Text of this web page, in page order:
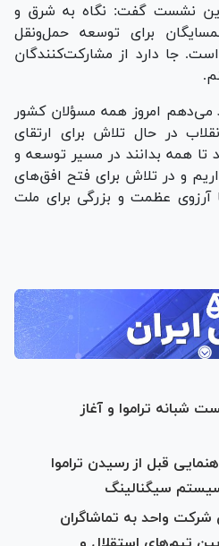
این نشست گفت: نگاه به شرق و
برای توسعه حمل‌ونقل
جا دارد از مشارکت‌کنندگان
می‌دهم امروز همه مسؤلان کشور
در حال تلاش برای ارتقای
همه بدانند در مسیر توسعه و
و در تلاش برای فتح افق‌های
آرزوی عظمت و بزرگی برای ملت
شبانه تراموا و آغاز
قبل از رسیدن تراموا
سیستم سیگنالینگ
واحد به تماشاگران